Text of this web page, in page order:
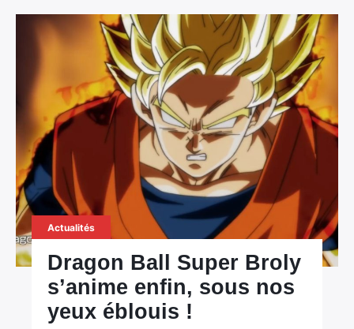
Actualités
Dragon Ball Super Broly
s’anime enfin, sous nos
yeux éblouis !